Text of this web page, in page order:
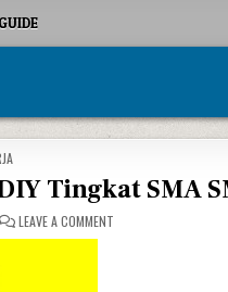
Tingkat SMA
LEAVE A COMMENTON PENERIMAAN